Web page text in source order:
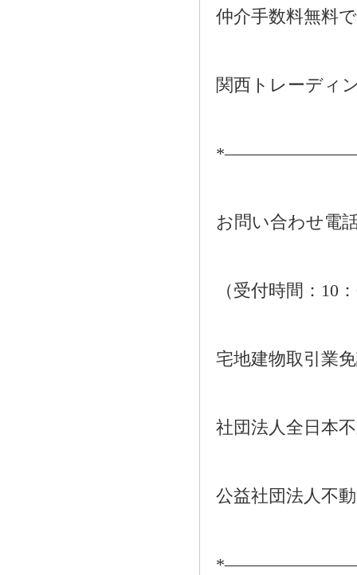
仲介手数料無料
関西トレーディ
お問い合わせ電
（受付時間：10
宅地建物取引業
社団法人全日本
公益社団法人不